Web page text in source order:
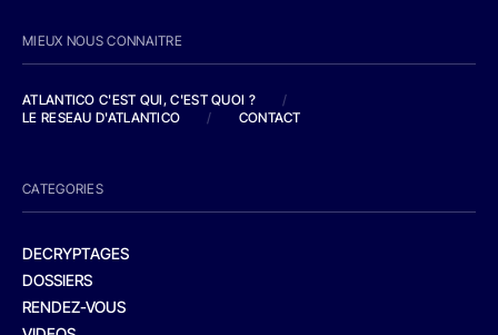
MIEUX NOUS CONNAITRE
ATLANTICO C'EST QUI, C'EST QUOI ?
/
LE RESEAU D'ATLANTICO
/ CONTACT
CATEGORIES
DECRYPTAGES
DOSSIERS
RENDEZ-VOUS